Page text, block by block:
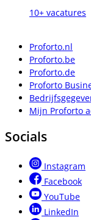
10+ vacatures
Proforto.nl
Proforto.be
Proforto.de
Proforto
Mijn Proforto
Socials
Instagram
Facebook
YouTube
LinkedIn